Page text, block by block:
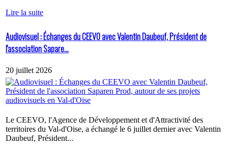
Lire la suite
Audiovisuel : Échanges du CEEVO avec Valentin Daubeuf, Président de
l'association Sapare...
20 juillet 2026
Le CEEVO, l'Agence de Développement et d'Attractivité des
territoires du Val-d'Oise, a échangé le 6 juillet dernier avec Valentin
Daubeuf, Président...